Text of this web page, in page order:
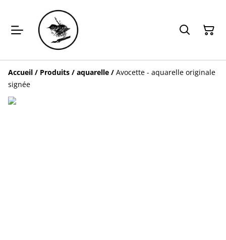
Accueil / Produits / aquarelle / Avocette - aquarelle originale
signée